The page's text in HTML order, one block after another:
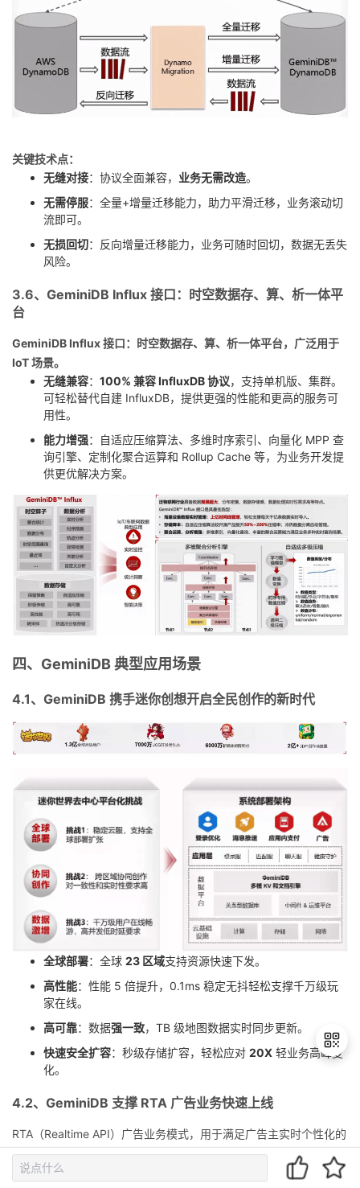
关键技术点：
无缝对接：协议全面兼容， 业务无需改造。
无需停服：全量+增量迁移能力，助力平滑迁移，业务滚动切
流即可。
无损回切：反向增量迁移能力，业务可随时回切，数据无丢失
风险。
3.6、GeminiDB Influx 接口：时空数据存、算、析一体平
台
GeminiDB Influx 接口：时空数据存、算、析一体平台，广泛用于
IoT 场景。
无缝兼容： 100% 兼容 InfluxDB 协议，支持单机版、集群。
可轻松替代自建 InfluxDB，提供更强的性能和更高的服务可
用性。
能力增强：自适应压缩算法、多维时序索引、向量化 MPP 查
询引擎、定制化聚合运算和 Rollup Cache 等，为业务开发提
供更优解决方案。
四、GeminiDB 典型应用场景
4.1、GeminiDB 携手迷你创想开启全民创作的新时代
全球部署：全球 23 区域支持资源快速下发。
高性能：性能 5 倍提升，0.1ms 稳定无抖轻松支撑千万级玩
家在线。
高可靠：数据强一致，TB 级地图数据实时同步更新。
快速安全扩容：秒级存储扩容，轻松应对 20X 轻业务高峰变
化。
4.2、GeminiDB 支撑 RTA 广告业务快速上线
RTA（Realtime API）广告业务模式，用于满足广告主实时个性化的
投放需求，在竞价中减少资金浪费，具体如下图所示：